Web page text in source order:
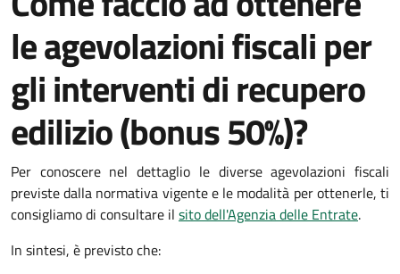
le agevolazioni fiscali per
gli interventi di recupero
edilizio (bonus 50%)?
Per conoscere nel dettaglio le diverse agevolazioni fiscali
previste dalla normativa vigente e le modalità per ottenerle, ti
consigliamo di consultare il sito dell'Agenzia delle Entrate.
In sintesi, è previsto che: